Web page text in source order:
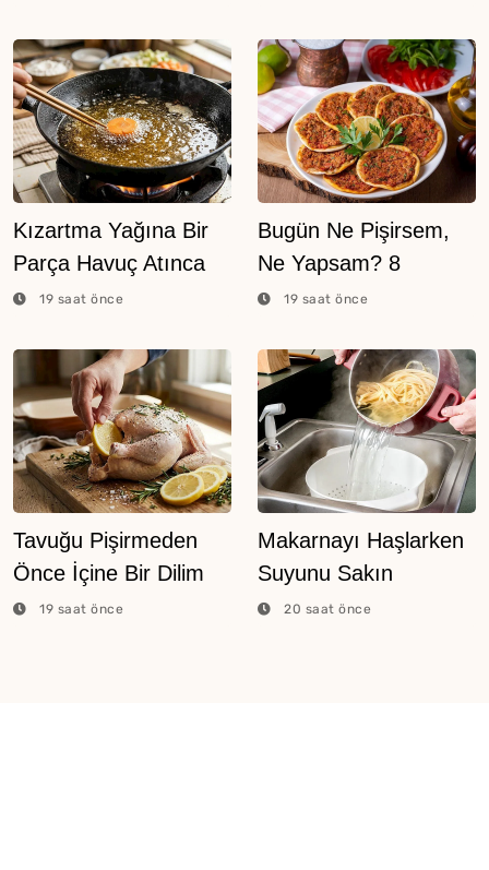
Kızartma Yağına Bir
Parça Havuç Atınca
Ne Olur?
19 saat önce
Bugün Ne Pişirsem,
Ne Yapsam? 8
Ağustos 2026
19 saat önce
Tavuğu Pişirmeden
Önce İçine Bir Dilim
Limon Atarsanız Ne
19 saat önce
Makarnayı Haşlarken
Suyunu Sakın
Dökmeyin
20 saat önce